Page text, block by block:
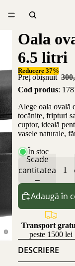
Oala
6.5 litri
Reducere 37%
Preț obișnuit
Cod produs:
Alege oala ovală
tocănițe, fripturi
cuptor, ideală
vasele naturale,
În stoc
Scade
cantitatea
Adaugă în
Transport
peste 1500 lei
DESCRIERE